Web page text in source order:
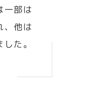
一部は
、他は
た。